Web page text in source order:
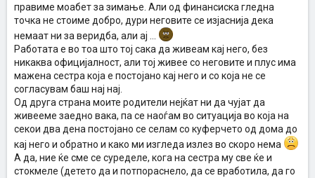
правиме моабет за зимање. Али од финансиска гледна
точка не стоиме добро, дури неговите се изјаснија дека
немаат ни за веридба, али ај ...
Работата е во тоа што тој сака да живеам кај него, без
никаква официјалност, али тој живее со неговите и плус има
мажена сестра која е постојано кај него и со која не се
согласувам баш нај нај.
Од друга страна моите родители нејќат ни да чујат да
живееме заедно вака, па се наоѓам во ситуација во која на
секои два дена постојано се селам со куферчето од дома до
кај него и обратно и како ми изгледа излез во скоро нема
А да, ние ќе сме се суределе, кога на сестра му све ќе и
стокмеле (детето да и потпораснело, да се вработила, да го